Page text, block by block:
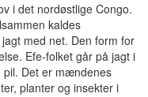
i det nordøstlige Congo.
kaldes
med net. Den form for
Efe-folket går på jagt i
pil. Det er mændenes
planter og insekter i